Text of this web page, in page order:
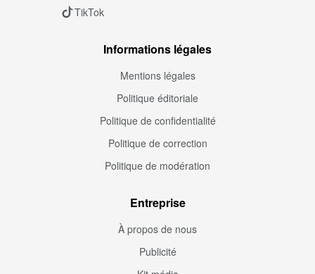
TikTok
Informations légales
Mentions légales
Politique éditoriale
Politique de confidentialité
Politique de correction
Politique de modération
Entreprise
À propos de nous
Publicité